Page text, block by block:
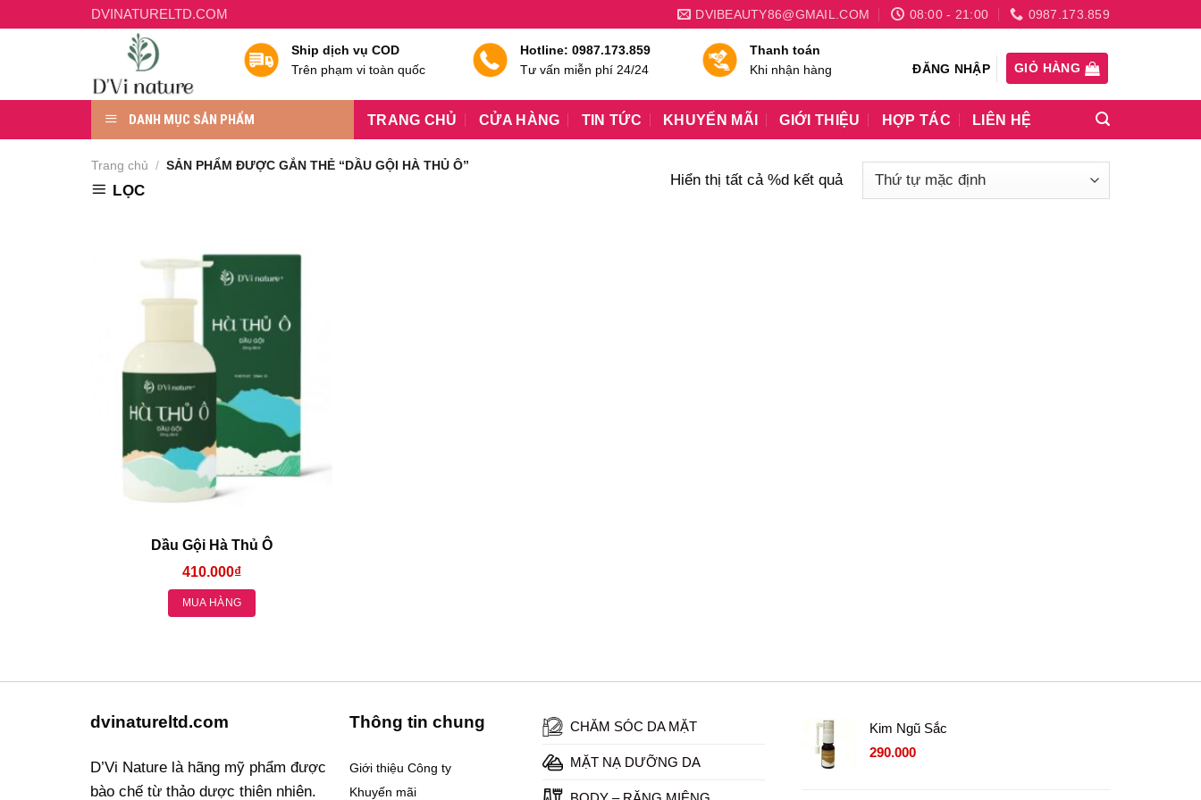
DVINATURELTD.COM DVIBEAUTY86@GMAIL.COM 08:00 - 21:00 0987.173.859
Ship dịch vụ COD
Trên phạm vi toàn quốc
Hotline: 0987.173.859
Tư vấn miễn phí 24/24
Thanh toán
Khi nhận hàng
ĐĂNG NHẬP GIỎ HÀNG
DANH MỤC SẢN PHẨM TRANG CHỦ CỬA HÀNG TIN TỨC KHUYẾN MÃI GIỚI THIỆU HỢP TÁC LIÊN HỆ
Trang chủ / SẢN PHẨM ĐƯỢC GẮN THẺ “DẦU GỘI HÀ THỦ Ô”
LỌC
Hiển thị tất cả %d kết quả
Dầu Gội Hà Thủ Ô
410.000₫
MUA HÀNG
dvinatureltd.com
D’Vi Nature là hãng mỹ phẩm được
bào chế từ thảo dược thiên nhiên.
Thông tin chung
Giới thiệu Công ty
Khuyến mãi
CHĂM SÓC DA MẶT
MẶT NẠ DƯỠNG DA
Kim Ngũ Sắc
290.000